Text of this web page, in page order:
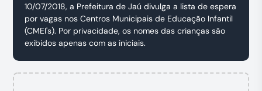
10/07/2018, a Prefeitura de Jaú divulga a lista de espera
por vagas nos Centros Municipais de Educação Infantil
(CMEI's). Por privacidade, os nomes das crianças são
exibidos apenas com as iniciais.